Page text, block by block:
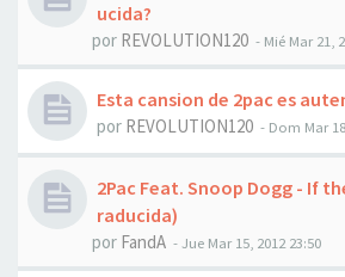
ucida?
por REVOLUTION120 - Mié Mar 21,
Esta cansion de 2pac es
por REVOLUTION120 - Dom Mar
2Pac Feat. Snoop Dogg - If
raducida)
por FandA -Jue Mar 15, 2012 23:50